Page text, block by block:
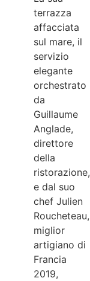
terrazza
affacciata
sul mare, il
servizio
elegante
orchestrato
da
Guillaume
Anglade,
direttore
della
ristorazione,
e dal suo
chef Julien
Roucheteau,
miglior
artigiano di
Francia
2019,